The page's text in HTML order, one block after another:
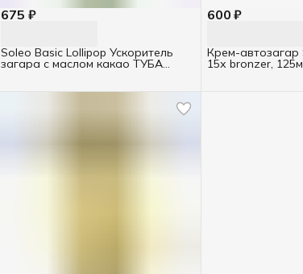
675 ₽
Soleo Basic Lollipop Ускоритель
загара с маслом какао ТУБА
600 ₽
Крем-автозагар
15х bronzer,